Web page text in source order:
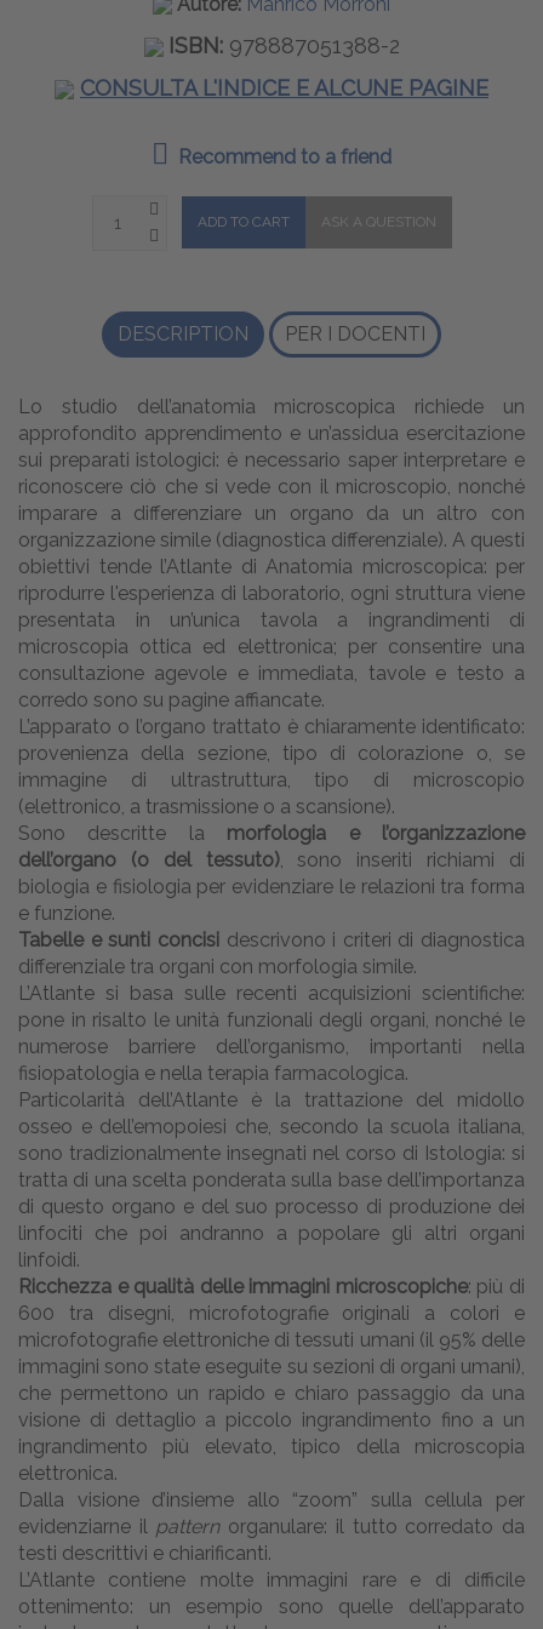
ISBN:978887051388-2
CONSULTA L'INDICE E ALCUNE PAGINE
Recommend to a friend
DESCRIPTION PER I DOCENTI
Lo studio dell’anatomia microscopica richiede un
approfondito apprendimento e un’assidua esercitazione
sui preparati istologici: è necessario saper interpretare e
riconoscere ciò che si vede con il microscopio, nonché
imparare a differenziare un organo da un altro con
organizzazione simile (diagnostica differenziale). A questi
obiettivi tende l’Atlante di Anatomia microscopica: per
riprodurre l'esperienza di laboratorio, ogni struttura viene
presentata in un’unica tavola a ingrandimenti di
microscopia ottica ed elettronica; per consentire una
consultazione agevole e immediata, tavole e testo a
corredo sono su pagine affiancate.
L’apparato o l’organo trattato è chiaramente identificato:
provenienza della sezione, tipo di colorazione o, se
immagine di ultrastruttura, tipo di microscopio
(elettronico, a trasmissione o a scansione).
Sono descritte la morfologia e l’organizzazione
dell’organo (o del tessuto), sono inseriti richiami di
biologia e fisiologia per evidenziare le relazioni tra forma
e funzione.
Tabelle e sunti concisi descrivono i criteri di diagnostica
differenziale tra organi con morfologia simile.
L’Atlante si basa sulle recenti acquisizioni scientifiche:
pone in risalto le unità funzionali degli organi, nonché le
numerose barriere dell’organismo, importanti nella
fisiopatologia e nella terapia farmacologica.
Particolarità dell’Atlante è la trattazione del midollo
osseo e dell’emopoiesi che, secondo la scuola italiana,
sono tradizionalmente insegnati nel corso di Istologia: si
tratta di una scelta ponderata sulla base dell’importanza
di questo organo e del suo processo di produzione dei
linfociti che poi andranno a popolare gli altri organi
linfoidi.
Ricchezza e qualità delle immagini microscopiche: più di
600 tra disegni, microfotografie originali a colori e
microfotografie elettroniche di tessuti umani (il 95% delle
immagini sono state eseguite su sezioni di organi umani),
che permettono un rapido e chiaro passaggio da una
visione di dettaglio a piccolo ingrandimento fino a un
ingrandimento più elevato, tipico della microscopia
elettronica.
Dalla visione d’insieme allo “zoom” sulla cellula per
evidenziarne il pattern organulare: il tutto corredato da
testi descrittivi e chiarificanti.
L’Atlante contiene molte immagini rare e di difficile
ottenimento: un esempio sono quelle dell’apparato